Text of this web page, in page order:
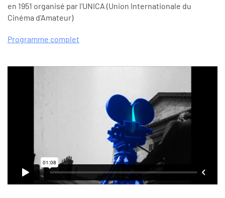
en 1951 organisé par l'UNICA (Union Internationale du
Cinéma d'Amateur)
Programme complet